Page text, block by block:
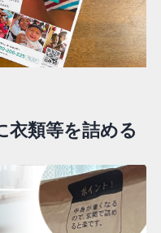
衣類等を詰める